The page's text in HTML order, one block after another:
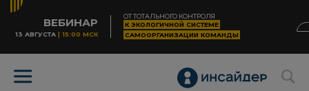
ВЕБИНАР
13 АВГУСТА | 15:00 МСК
ОТ ТОТАЛЬНОГО КОНТРОЛЯ
К ЭКОЛОГИЧНОЙ СИСТЕМЕ
САМООРГАНИЗАЦИИ КОМАНДЫ